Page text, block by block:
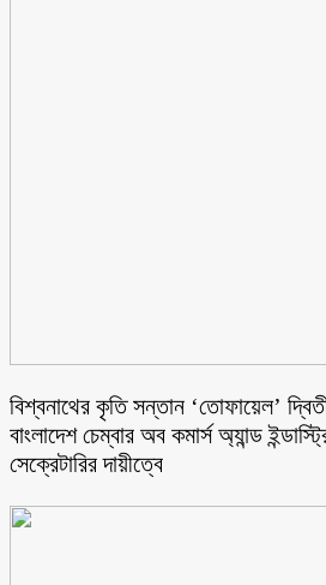
বিশ্বনাথের কৃতি সন্তান ‘তোফায়েল’
বাংলাদেশ চেম্বার অব কমার্স অ্যান্ড
সেক্রেটারির দায়ীত্বে